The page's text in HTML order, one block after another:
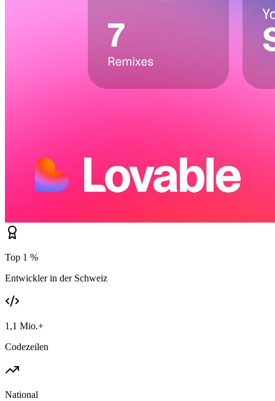
Top 1 %
Entwickler in der Schweiz
1,1 Mio.+
Codezeilen
National